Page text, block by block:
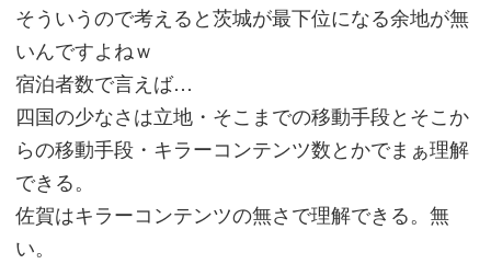
そういうので考えると茨城が最下位になる余地が無
いんですよねｗ
宿泊者数で言えば…
四国の少なさは立地・そこまでの移動手段とそこか
らの移動手段・キラーコンテンツ数とかでまぁ理解
できる。
佐賀はキラーコンテンツの無さで理解できる。無
い。